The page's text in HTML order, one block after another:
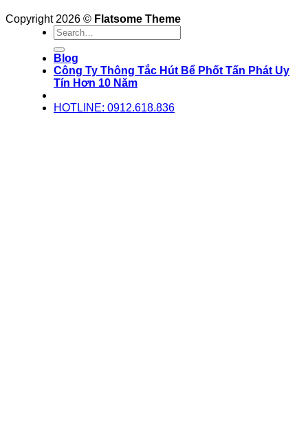
Copyright 2026 © Flatsome Theme
Blog
Công Ty Thông Tắc Hút Bể Phốt Tấn Phát Uy
Tín Hơn 10 Năm
HOTLINE: 0912.618.836